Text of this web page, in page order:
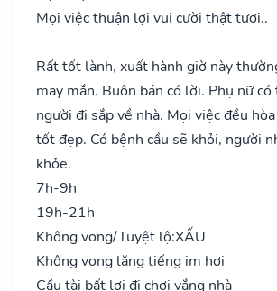
Mọi việc thuận lợi vui cười thật tươi..
Rất tốt lành, xuất hành giờ này
may mắn. Buôn bán có lời. Phụ nữ
người đi sắp về nhà. Mọi việc đều
tốt đẹp. Có bệnh cầu sẽ khỏi, người
khỏe.
7h-9h
19h-21h
Không vong/Tuyệt lộ:XẤU
Không vong lặng tiếng im hơi
Cầu tài bất lợi đi chơi vắng nhà